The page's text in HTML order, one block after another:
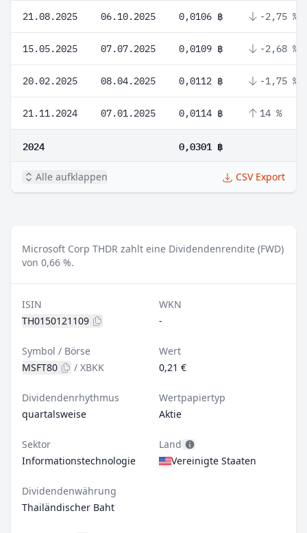
21.08.2025 06.10.2025 0,0106 ฿ -2,75 %
15.05.2025 07.07.2025 0,0109 ฿ -2,68 %
20.02.2025 08.04.2025 0,0112 ฿ -1,75 %
21.11.2024 07.01.2025 0,0114 ฿ 14 %
2024 0,0301 ฿
Alle aufklappen CSV Export
Microsoft Corp THDR zahlt eine Dividendenrendite (FWD)
von 0,66 %.
ISIN
TH0150121109
WKN
-
Symbol / Börse
MSFT80
/ XBKK
Wert
0,21 €
Dividendenrhythmus
quartalsweise
Wertpapiertyp
Aktie
Sektor
Informationstechnologie
Land
Vereinigte Staaten
Dividendenwährung
Thailändischer Baht